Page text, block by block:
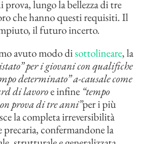
lungo la bellezza di tre
che hanno questi requisiti. Il
il futuro incerto.
avuto modo disottolineare, la
per i giovani con qualifiche
determinato” a-causale come
di lavoroe infine “tempo
prova di tre anni”per i più
la completa irreversibilità
confermandone la